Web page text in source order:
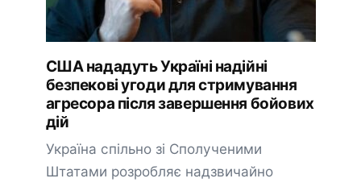
США нададуть Україні надійні
безпекові угоди для стримування
агресора після завершення бойових
дій
Україна спільно зі Сполученими
Штатами розробляє надзвичайно